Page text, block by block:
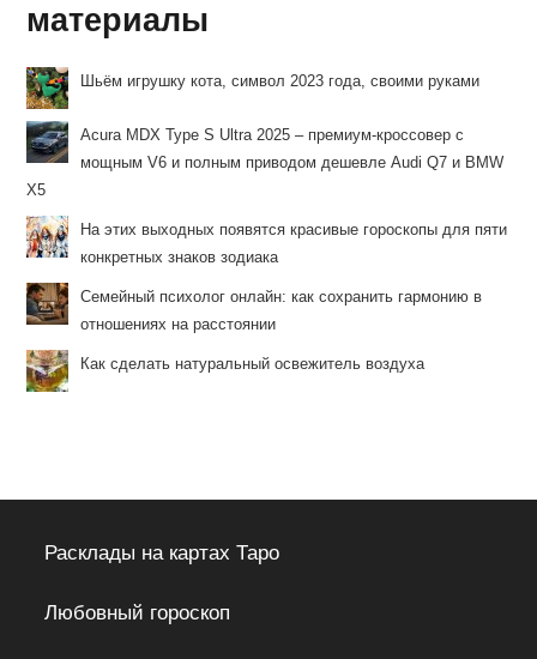
материалы
Шьём игрушку кота, символ 2023 года, своими руками
Acura MDX Type S Ultra 2025 – премиум-кроссовер с
мощным V6 и полным приводом дешевле Audi Q7 и BMW
X5
На этих выходных появятся красивые гороскопы для пяти
конкретных знаков зодиака
Семейный психолог онлайн: как сохранить гармонию в
отношениях на расстоянии
Как сделать натуральный освежитель воздуха
Расклады на картах Таро
Любовный гороскоп